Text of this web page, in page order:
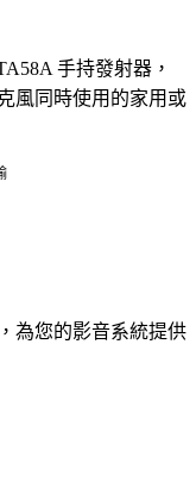
手持發射器，
風同時使用的家用或
為您的影音系統提供